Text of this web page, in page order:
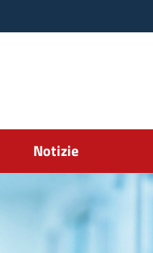
Notizie